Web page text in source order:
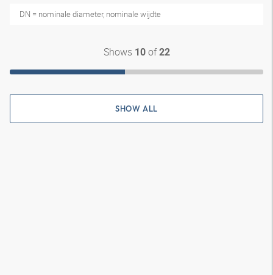
DN = nominale diameter, nominale wijdte
Shows 10of22
SHOW ALL